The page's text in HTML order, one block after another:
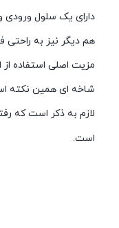
دارای یک سلول
هم دیگر نیز به راحتی
مزیت اصلی استفاده
شاخه ای همین نکته
لازم به ذکر است که
است.